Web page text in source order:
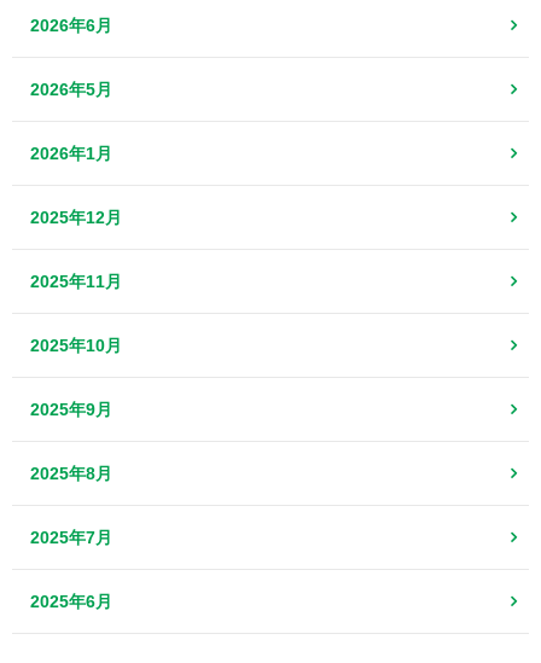
2026年6月
2026年5月
2026年1月
2025年12月
2025年11月
2025年10月
2025年9月
2025年8月
2025年7月
2025年6月